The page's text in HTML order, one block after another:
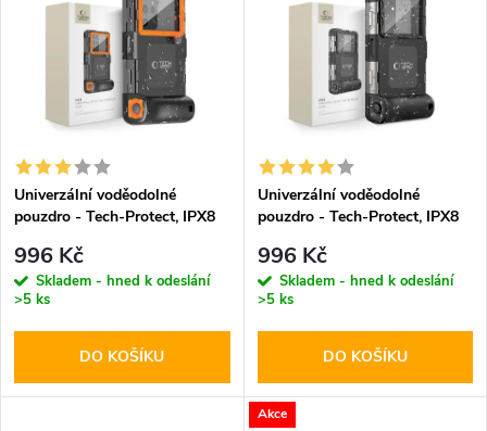
í
p
r
o
d
Abecedně
s
p
r
o
d
Univerzální voděodolné
pouzdro - Tech-Protect, IPX8
Orange
996 Kč
Skladem - hned k odeslání
>5 ks
DO KOŠÍKU
Univerzální voděodolné
pouzdro - Tech-Protect, IPX8
996 Kč
Skladem - hned k odeslání
>5 ks
DO KOŠÍKU
Akce